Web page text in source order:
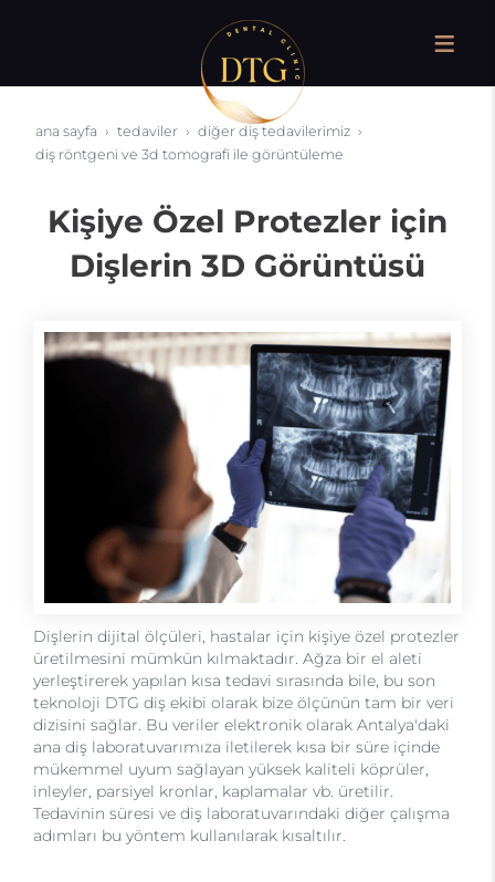
ana sayfa tedaviler
diğer diş tedavilerimiz
diş röntgeni ve 3d tomografi ile görüntüleme
Kişiye Özel Protezler için
Dişlerin 3D Görüntüsü
Dişlerin dijital ölçüleri, hastalar için kişiye özel protezler
üretilmesini mümkün kılmaktadır. Ağza bir el aleti
yerleştirerek yapılan kısa tedavi sırasında bile, bu son
teknoloji DTG diş ekibi olarak bize ölçünün tam bir veri
dizisini sağlar. Bu veriler elektronik olarak Antalya'daki
ana diş laboratuvarımıza iletilerek kısa bir süre içinde
mükemmel uyum sağlayan yüksek kaliteli köprüler,
inleyler, parsiyel kronlar, kaplamalar vb. üretilir.
Tedavinin süresi ve diş laboratuvarındaki diğer çalışma
adımları bu yöntem kullanılarak kısaltılır.